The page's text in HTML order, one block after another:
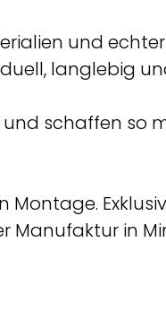
und
langlebig
schaffen so
Manufaktur in